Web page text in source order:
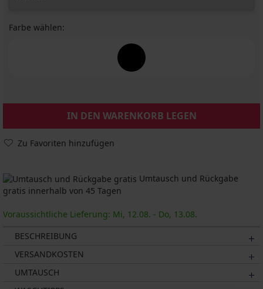
Farbe wählen:
IN DEN WARENKORB LEGEN
Zu Favoriten hinzufügen
Umtausch und Rückgabe
gratis innerhalb von 45 Tagen
Voraussichtliche Lieferung: Mi, 12.08. - Do, 13.08.
BESCHREIBUNG
VERSANDKOSTEN
UMTAUSCH